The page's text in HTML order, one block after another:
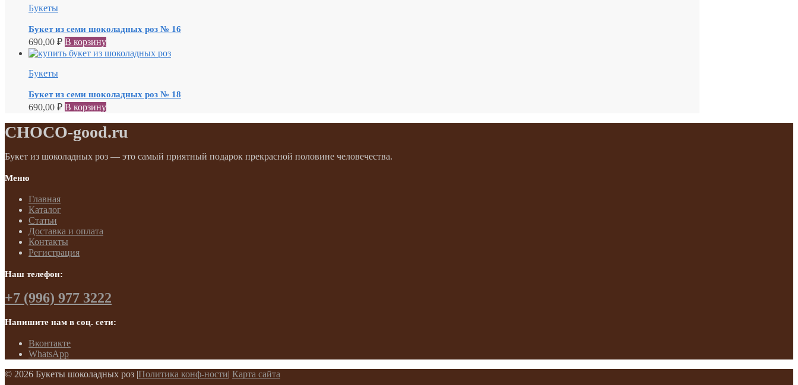
Букеты
Букет из семи шоколадных роз № 16
690,00 ₽ В корзину
Букеты
Букет из семи шоколадных роз № 18
690,00 ₽ В корзину
CHOCO-good.ru
Букет из шоколадных роз — это самый приятный подарок прекрасной половине человечества.
Меню
Главная
Каталог
Статьи
Доставка и оплата
Контакты
Регистрация
Наш телефон:
+7 (996) 977 3222
Напишите нам в соц. сети:
Вконтакте
WhatsApp
© 2026 Букеты шоколадных роз |Политика конф-ности| Карта сайта